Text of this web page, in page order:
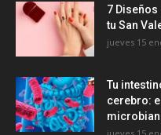
7 Diseños
tu San
jueves 15
Tu
cerebro: